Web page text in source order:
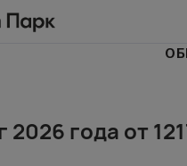
года от